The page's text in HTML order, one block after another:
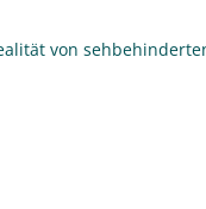
von